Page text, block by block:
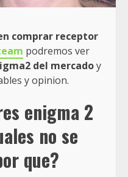
comprar receptor
podremos ver
del mercadoy
y opinion.
enigma 2
no se
que?